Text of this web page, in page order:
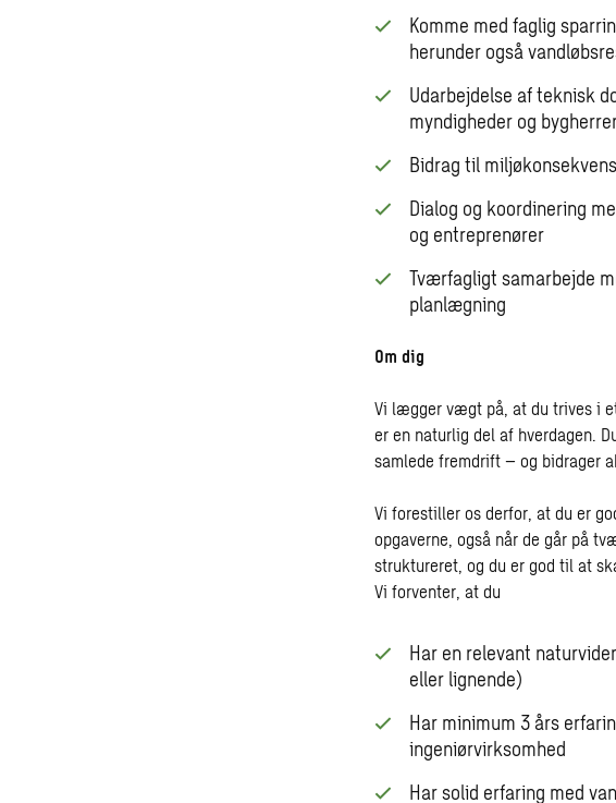
Komme med faglig
herunder også
Udarbejdelse af teknisk
myndigheder og
Bidrag til
Dialog og koordinering
og entreprenører
Tværfagligt samarbejde
planlægning
Om dig
Vi lægger vægt på, at du trives i
er en naturlig del af hverdagen.
samlede fremdrift – og bidrager
Vi forestiller os derfor, at du er
opgaverne, også når de går på
struktureret, og du er god til at
Vi forventer, at du
Har en relevant
eller lignende)
Har minimum 3 års
ingeniørvirksomhed
Har solid erfaring med